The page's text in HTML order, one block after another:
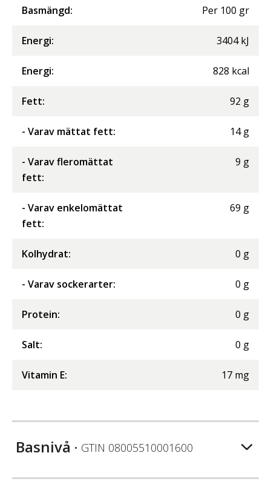
Basmängd: Per 100 gr
Energi: 3404 kJ
Energi: 828 kcal
Fett: 92 g
- Varav mättat fett: 14 g
- Varav fleromättat
fett:
9 g
- Varav enkelomättat
fett:
69 g
Kolhydrat: 0 g
- Varav sockerarter: 0 g
Protein: 0 g
Salt: 0 g
Vitamin E: 17 mg
Basnivå • GTIN 08005510001600